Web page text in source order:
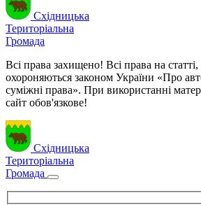
Східницька
Територіальна
Громада
Всі права захищено! Всі права на статті,
охороняються законом України «Про
суміжні права». При використанні
сайт обов'язкове!
Східницька
Територіальна
Громада